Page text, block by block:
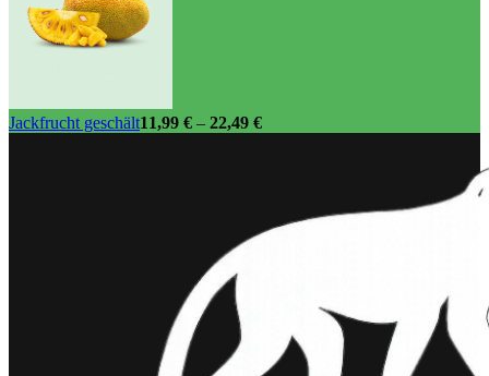
Jackfrucht geschält11,99 € – 22,49 €